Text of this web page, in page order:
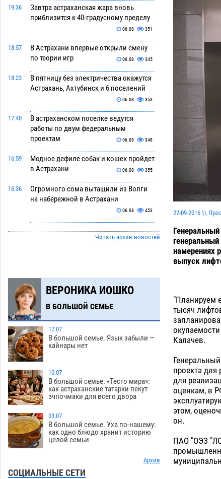
19:36
Завтра астраханская жара вновь
приблизится к 40-градусному пределу
06.08 351
18:57
В Астрахани впервые открыли смену
по теории игр
06.08 345
18:23
В пятницу без электричества окажутся
Астрахань, Ахтубинск и 6 поселений
06.08 353
17:40
В астраханском поселке ведутся
работы по двум федеральным
проектам
06.08 348
16:59
Модное дефиле собак и кошек пройдет
в Астрахани
06.08 355
16:36
Огромного сома вытащили из Волги
на набережной в Астрахани
06.08 453
Предприниматели с рынка
Жилгородок в Астрахани продолжают
15:22
Ящерицу из астраханской пустыни
поместили на новой серебряной
монете Банка России
14:35
Буддийские святыни из Астрахани
выставили в музее Пушкина в Москве
06.08 313
13:50
Мэрия Астрахани переводит городские
зеленые зоны на автоматический
полив
06.08 312
13:13
Скончался второй ребенок после
12:49
Астраханские гандболисты с крупной
победы стартовали на Всероссийской
Спартакиаде
12:16
В астраханском селе невестка
Читать архив новостей
ВЕРОНИКА ИОШКО
В БОЛЬШОЙ СЕМЬЕ
17.07
В большой семье. Язык забыли —
кайнары нет
10.07
В большой семье. «Тесто мира»:
как астраханские татарки пекут
эчпочмаки для всего двора
03.07
В большой семье. Уха по-нашему:
как одно блюдо хранит историю
целой семьи
Архив
СОЦИАЛЬНЫЕ СЕТИ
22-09-2016 \\
намерениях
выпуск
"Планируем
тысяч
Калачев.
проекта для
для
оценкам, в
этом,
он.
ПАО "ОЭЗ